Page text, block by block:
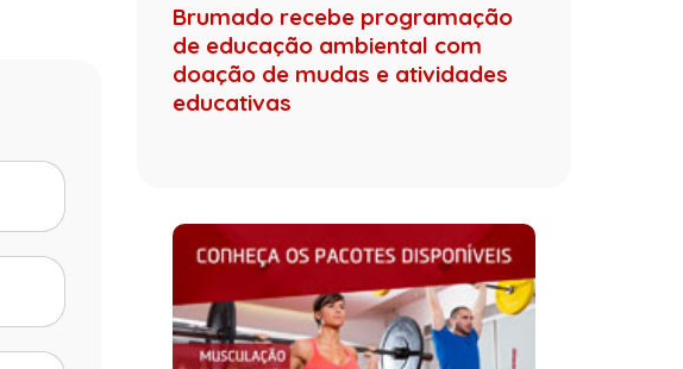
Brumado recebe programação
de educação ambiental com
doação de mudas e atividades
educativas